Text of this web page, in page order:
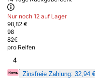
Nur noch 12 auf Lager
98,82 €
98
82€
pro Reifen
4
Zinsfreie Zahlung: 32,94